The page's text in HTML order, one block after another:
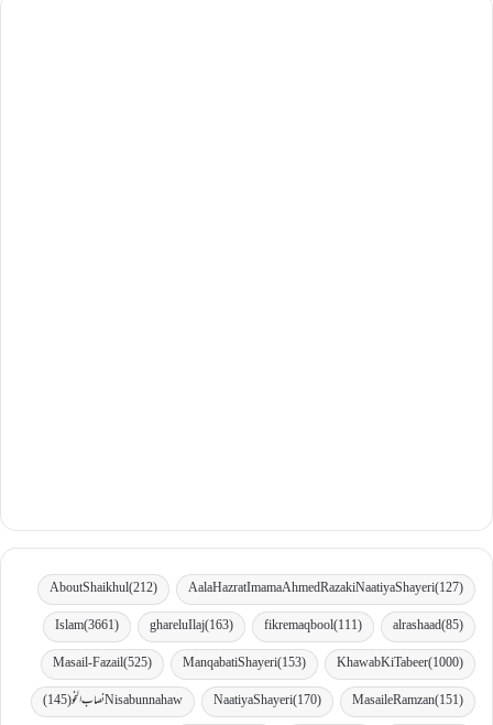
Aala Hazrat Imama Ahmed Raza ki Naatiya Shayeri(127)
AboutShaikhul(212)
al rashaad(85)
fikremaqbool(111)
gharelu Ilaj(163)
Islam(3661)
Khawab Ki Tabeer(1000)
Manqabati Shayeri(153)
Masail-Fazail(525)
MasaileRamzan(151)
Naatiya Shayeri(170) Nisabunnahaw نصاب النحو
(145)